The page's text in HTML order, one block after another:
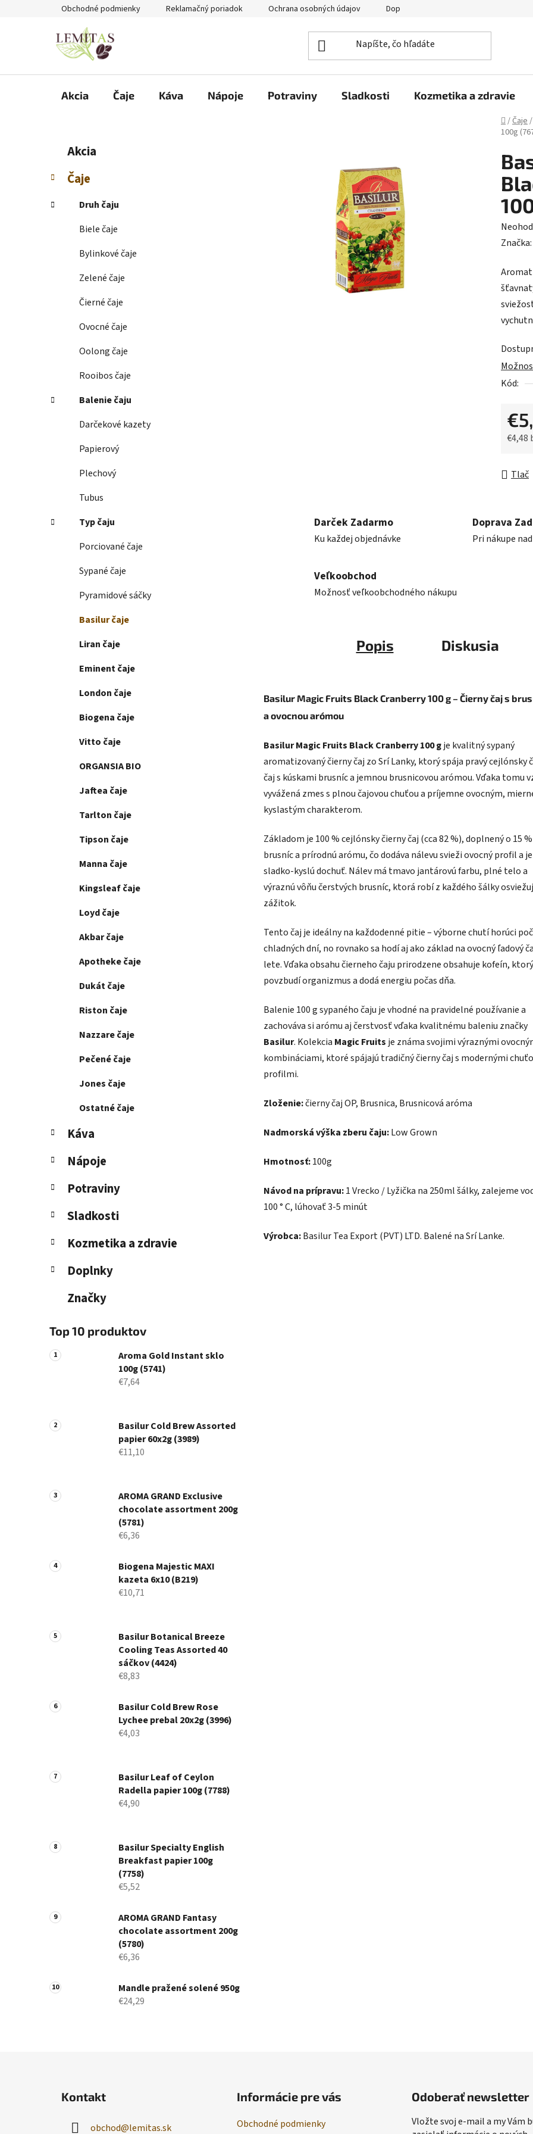
Obchodné podmienky Reklamačný poriadok Ochrana osobných údajov Doprava a platba
Akcia Čaje Káva Nápoje Potraviny Sladkosti Kozmetika a zdravie
Domov
/Čaje/
100g
č
ý
Preskočiť
kategórie
t
e
ó
Akcia
Čaje
Druh čaju
Biele čaje
Bylinkové čaje
Zelené čaje
Čierné čaje
Ovocné čaje
Oolong čaje
Rooibos čaje
Balenie čaju
Darčekové kazety
Papierový
Plechový
Tubus
Typ čaju
Porciované čaje
Sypané čaje
Pyramidové sáčky
Basilur čaje
Liran čaje
Eminent čaje
London čaje
Biogena čaje
Vitto čaje
ORGANSIA BIO
Jaftea čaje
Tarlton čaje
Tipson čaje
Manna čaje
Kingsleaf čaje
Loyd čaje
Akbar čaje
Apotheke čaje
Dukát čaje
Riston čaje
Nazzare čaje
Pečené čaje
Jones čaje
Ostatné čaje
Káva
Nápoje
Potraviny
Sladkosti
Kozmetika a zdravie
Doplnky
Značky
Top 10 produktov
Aroma Gold Instant sklo
100g (5741)
€7,64
Basilur Cold Brew Assorted
papier 60x2g (3989)
€11,10
AROMA GRAND Exclusive
chocolate assortment 200g
(5781)
€6,36
Biogena Majestic MAXI
kazeta 6x10 (B219)
€10,71
Basilur Botanical Breeze
Cooling Teas Assorted 40
sáčkov (4424)
€8,83
Basilur Cold Brew Rose
Lychee prebal 20x2g (3996)
€4,03
Basilur Leaf of Ceylon
Radella papier 100g (7788)
€4,90
Basilur Specialty English
Breakfast papier 100g
(7758)
€5,52
AROMA GRAND Fantasy
chocolate assortment 200g
(5780)
€6,36
Mandle pražené solené 950g
€24,29
je
0,0
z
5
Značka:
Kód:
€4,48
Tlač
Darček Zadarmo
Ku každej objednávke
Doprava
Pri nákupe
Veľkoobchod
Možnosť veľkoobchodného nákupu
Popis Diskusia
Basilur Magic Fruits Black Cranberry 100 g – Čierny čaj s
a ovocnou arómou
Basilur Magic Fruits Black Cranberry 100 gje kvalitný sypaný
aromatizovaný čierny čaj zo Srí Lanky, ktorý spája pravý cejlónsky
čaj s kúskami brusníc a jemnou brusnicovou arómou. Vďaka tomu
vyvážená zmes s plnou čajovou chuťou a príjemne ovocným,
kyslastým charakterom.
Základom je 100 % cejlónsky čierny čaj (cca 82 %), doplnený o 15 %
brusníc a prírodnú arómu, čo dodáva nálevu svieži ovocný profil a
sladko-kyslú dochuť. Nálev má tmavo jantárovú farbu, plné telo a
výraznú vôňu čerstvých brusníc, ktorá robí z každého šálky
zážitok.
Tento čaj je ideálny na každodenné pitie – výborne chutí horúci
chladných dní, no rovnako sa hodí aj ako základ na ovocný ľadový
lete. Vďaka obsahu čierneho čaju prirodzene obsahuje kofeín, ktorý
povzbudí organizmus a dodá energiu počas dňa.
Balenie 100 g sypaného čaju je vhodné na pravidelné používanie a
zachováva si arómu aj čerstvosť vďaka kvalitnému baleniu značky
Basilur. Kolekcia Magic Fruits je známa svojimi výraznými
kombináciami, ktoré spájajú tradičný čierny čaj s modernými
profilmi.
Zloženie:čierny čaj OP, Brusnica, Brusnicová aróma
Nadmorská výška zberu čaju:Low Grown
Hmotnosť:100g
Návod na prípravu:1 Vrecko / Lyžička na 250ml šálky, zalejeme
100 ° C, lúhovať 3-5 minút
Výrobca:Basilur Tea Export (PVT) LTD. Balené na Srí Lanke.
Kontakt
obchod@lemitas.sk
Informácie pre vás
Obchodné podmienky
Odoberať newsletter
Vložte svoj e-mail a my Vám